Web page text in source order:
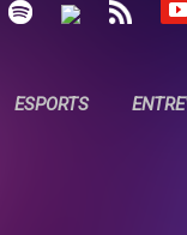
ESPORTS